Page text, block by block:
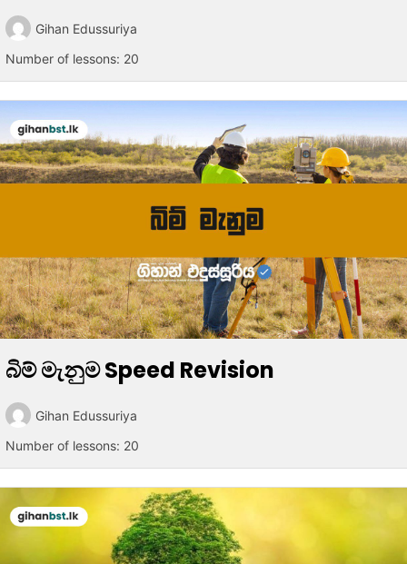
Gihan Edussuriya
Number of lessons: 20
බිම් මැනුම Speed Revision
Gihan Edussuriya
Number of lessons: 20